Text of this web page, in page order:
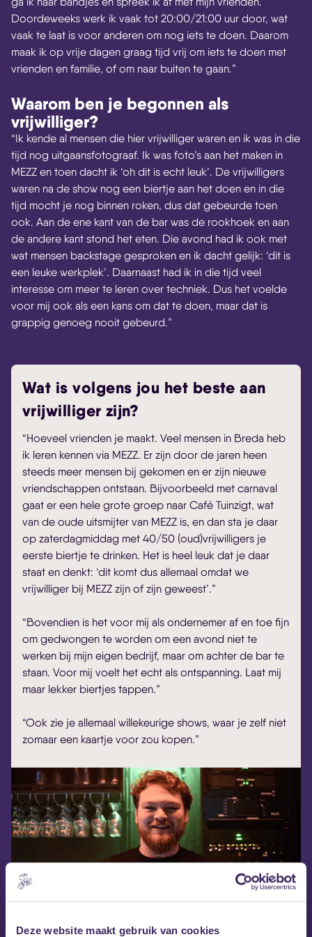
Deze website maakt gebruik van cookies
Doordeweeks werk ik vaak tot 20:00/21:00 uur door, wat
vaak te laat is voor anderen om nog iets te doen. Daarom
maak ik op vrije dagen graag tijd vrij om iets te doen met
vrienden en familie, of om naar buiten te gaan.”
Waarom ben je begonnen als
vrijwilliger?
“Ik kende al mensen die hier vrijwilliger waren en ik was in die
tijd nog uitgaansfotograaf. Ik was foto’s aan het maken in
MEZZ en toen dacht ik ‘oh dit is echt leuk’. De vrijwilligers
waren na de show nog een biertje aan het doen en in die
tijd mocht je nog binnen roken, dus dat gebeurde toen
ook. Aan de ene kant van de bar was de rookhoek en aan
de andere kant stond het eten. Die avond had ik ook met
wat mensen backstage gesproken en ik dacht gelijk: ‘dit is
een leuke werkplek’. Daarnaast had ik in die tijd veel
interesse om meer te leren over techniek. Dus het voelde
voor mij ook als een kans om dat te doen, maar dat is
grappig genoeg nooit gebeurd.”
Wat is volgens jou het beste aan
vrijwilliger zijn?
“Hoeveel vrienden je maakt. Veel mensen in Breda heb
ik leren kennen via MEZZ. Er zijn door de jaren heen
steeds meer mensen bij gekomen en er zijn nieuwe
vriendschappen ontstaan. Bijvoorbeeld met carnaval
gaat er een hele grote groep naar Café Tuinzigt, wat
van de oude uitsmijter van MEZZ is, en dan sta je daar
op zaterdagmiddag met 40/50 (oud)vrijwilligers je
eerste biertje te drinken. Het is heel leuk dat je daar
staat en denkt: ‘dit komt dus allemaal omdat we
vrijwilliger bij MEZZ zijn of zijn geweest’.”
“Bovendien is het voor mij als ondernemer af en toe fijn
om gedwongen te worden om een avond niet te
werken bij mijn eigen bedrijf, maar om achter de bar te
staan. Voor mij voelt het echt als ontspanning. Laat mij
maar lekker biertjes tappen.”
“Ook zie je allemaal willekeurige shows, waar je zelf niet
zomaar een kaartje voor zou kopen.”